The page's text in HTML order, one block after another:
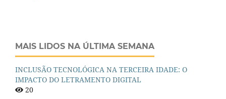
MAIS LIDOS NA ÚLTIMA SEMANA
INCLUSÃO TECNOLÓGICA NA TERCEIRA IDADE: O
IMPACTO DO LETRAMENTO DIGITAL
20